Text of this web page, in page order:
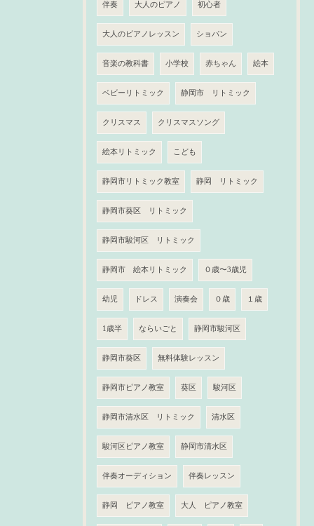
伴奏 大人のピアノ 初心者
大人のピアノレッスン ショパン
音楽の教科書 小学校 赤ちゃん 絵本
ベビーリトミック 静岡市 リトミック
クリスマス クリスマスソング
絵本リトミック こども
静岡市リトミック教室 静岡 リトミック
静岡市葵区 リトミック
静岡市駿河区 リトミック
静岡市 絵本リトミック ０歳〜3歳児
幼児 ドレス 演奏会 ０歳 １歳
1歳半 ならいごと 静岡市駿河区
静岡市葵区 無料体験レッスン
静岡市ピアノ教室 葵区 駿河区
静岡市清水区 リトミック 清水区
駿河区ピアノ教室 静岡市清水区
伴奏オーディション 伴奏レッスン
静岡 ピアノ教室 大人 ピアノ教室